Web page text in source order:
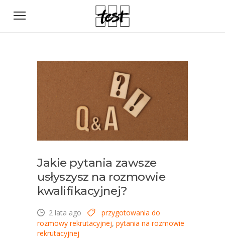
Jakie pytania zawsze
usłyszysz na rozmowie
kwalifikacyjnej?
2 lata ago
przygotowania do
rozmowy rekrutacyjnej, pytania na rozmowie
rekrutacyjnej